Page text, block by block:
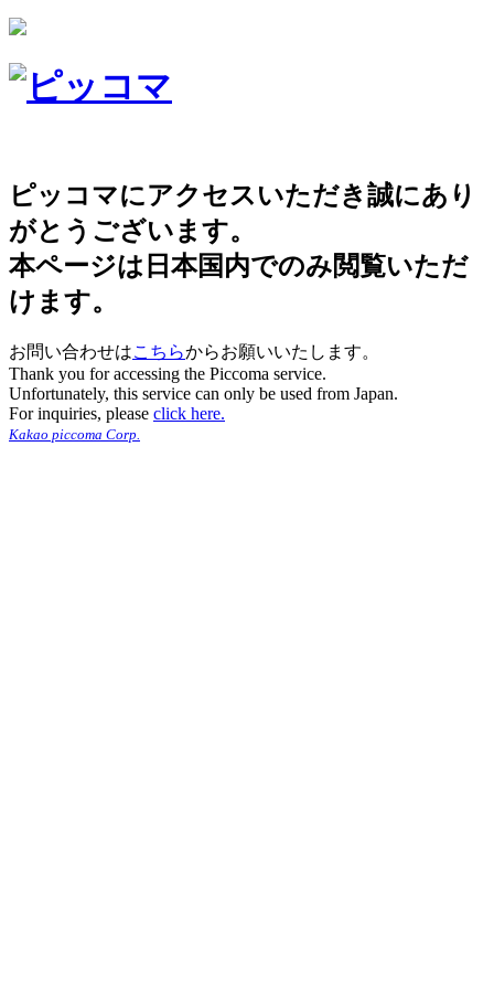
ピッコマにアクセスいただき誠にあり
がとうございます。
本ページは日本国内でのみ閲覧いただ
けます。
お問い合わせはこちらからお願いいたします。
Thank you for accessing the Piccoma service.
Unfortunately, this service can only be used from Japan.
For inquiries, please click here.
Kakao piccoma Corp.